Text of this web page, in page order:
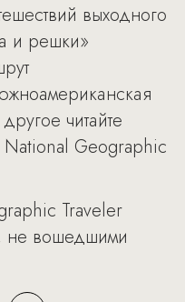
выходного
и решки»
читайте
Geographic
Traveler
не вошедшими